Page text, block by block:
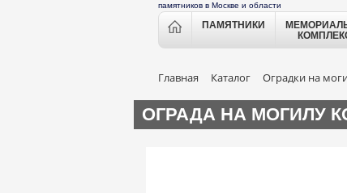
памятников в Москве и области
ПАМЯТНИКИ
Главная Каталог Оградки на
ОГРАДА НА МОГИЛУ